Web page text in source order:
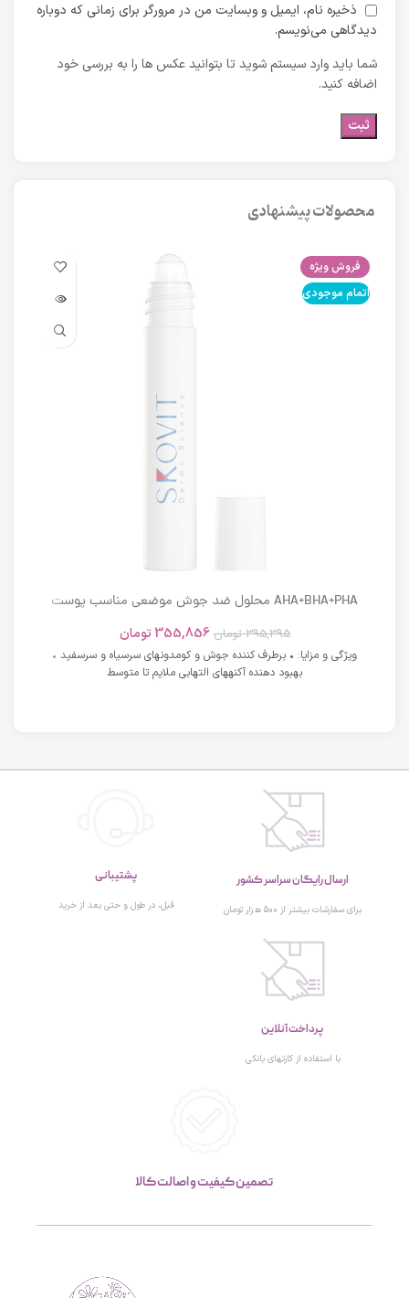
ذخیره نام، ایمیل و وبسایت من در مرورگر برای زمانی که دوباره
دیدگاهی می‌نویسم.
شما باید وارد سیستم شوید تا بتوانید عکس ها را به بررسی خود
اضافه کنید.
محصولات پیشنهادی
فروش ویژه
اتمام موجودی
AHA+BHA+PHA محلول ضد جوش موضعی مناسب پوست
395,395 تومان 355,856 تومان
ویژگی و مزایا: • برطرف کننده جوش و کومدونهای سرسیاه و سرسفید •
بهبود دهنده آکنههای التهابی ملایم تا متوسط
ارسال رایگان سراسر کشور
برای سفارشات بیشتر از 500 هزار تومان
پشتیبانی
قبل، در طول و حتی بعد از خرید
پرداخت آنلاین
با استفاده از کارتهای بانکی
تصمین کیفیت و اصالت کالا